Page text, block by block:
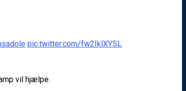
pic.twitter.com/fw2IklXYSL
vil hjælpe.